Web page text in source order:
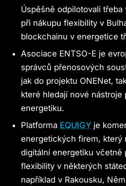
Úspěšně odpilotovali
při nákupu flexibility v
blockchainu v energetice
Asociace ENTSO-E je
správců přenosových
jak do projektu ONENet,
které hledají nové nástroje
energetiku.
Platforma EQUIGYje
energetických firem, který
digitální energetiku včetně
flexibility v některých
například v Rakousku,